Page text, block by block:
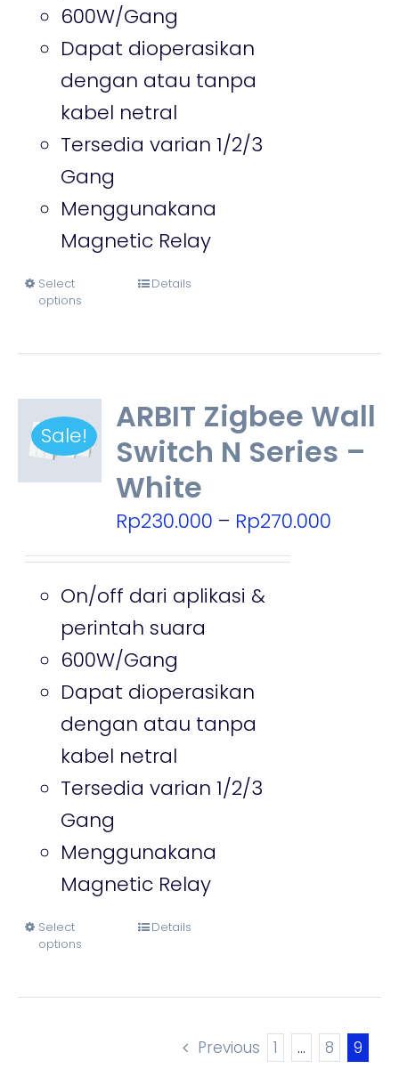
600W/Gang
Dapat dioperasikan
dengan atau tanpa
kabel netral
Tersedia varian 1/2/3
Gang
Menggunakana
Magnetic Relay
Select
options
This
has
variants.
The
options
may
on
the
product
page
Details
Sale!
ARBIT Zigbee Wall
Switch N Series –
White
Rp230.000 – Rp270.000
On/off dari aplikasi &
perintah suara
600W/Gang
Dapat dioperasikan
dengan atau tanpa
kabel netral
Tersedia varian 1/2/3
Gang
Menggunakana
Magnetic Relay
Select
options
This
has
variants.
Details
Previous 1 … 8 9